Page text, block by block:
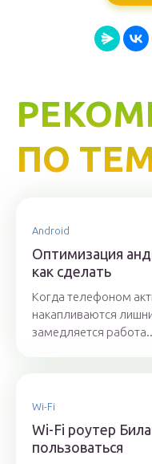
ПО
Android
Оптимизация
как сделать
Когда телефоном
накапливаются
замедляется
Wi-Fi
Wi-Fi роутер
пользоваться